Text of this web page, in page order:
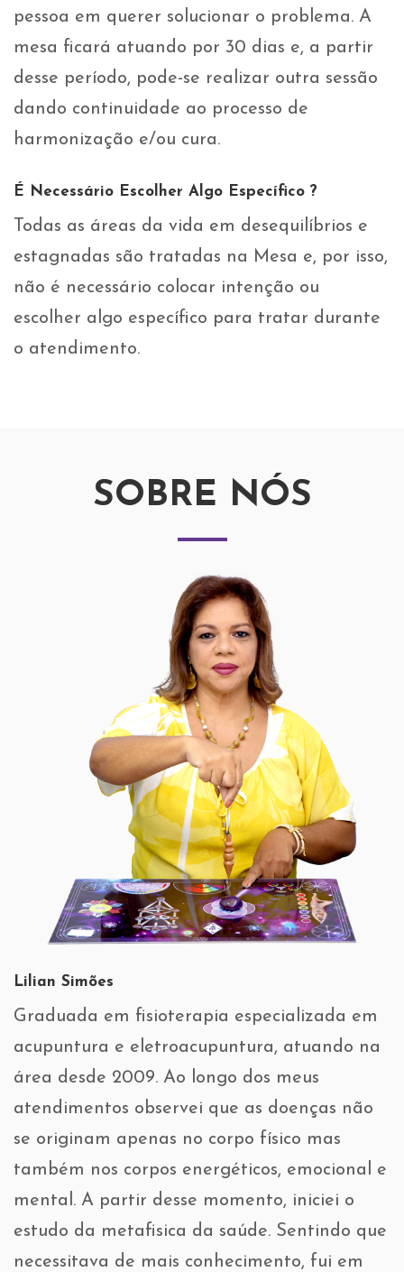
pessoa em querer solucionar o problema. A
mesa ficará atuando por 30 dias e, a partir
desse período, pode-se realizar outra sessão
dando continuidade ao processo de
harmonização e/ou cura.
É Necessário Escolher Algo Específico ?
Todas as áreas da vida em desequilíbrios e
estagnadas são tratadas na Mesa e, por isso,
não é necessário colocar intenção ou
escolher algo específico para tratar durante
o atendimento.
SOBRE NÓS
Lilian Simões
Graduada em fisioterapia especializada em
acupuntura e eletroacupuntura, atuando na
área desde 2009. Ao longo dos meus
atendimentos observei que as doenças não
se originam apenas no corpo físico mas
também nos corpos energéticos, emocional e
mental. A partir desse momento, iniciei o
estudo da metafisica da saúde. Sentindo que
necessitava de mais conhecimento, fui em